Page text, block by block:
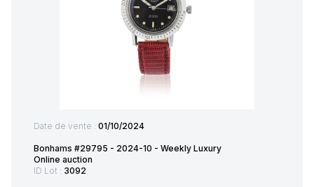
Date de vente : 01/10/2024
Bonhams #29795 - 2024-10 - Weekly Luxury
Online auction
ID Lot : 3092